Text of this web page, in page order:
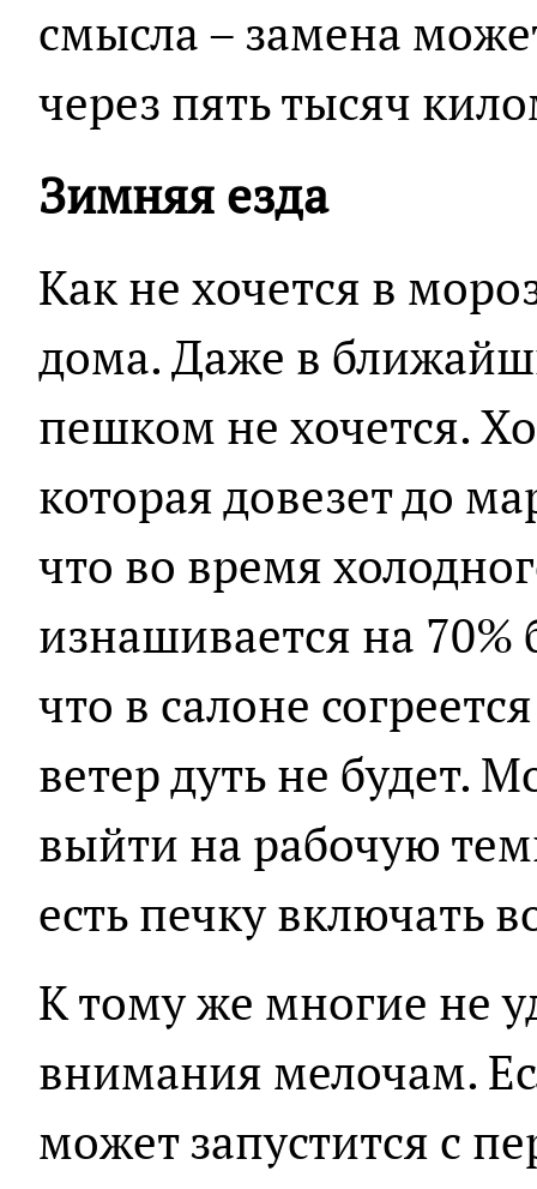
смысла – замена
через пять тысяч
Зимняя езда
Как не хочется в
дома. Даже в
пешком не хочется.
которая довезет до
что во время
изнашивается на
что в салоне
ветер дуть не будет.
выйти на рабочую
есть печку включать
К тому же многие не
внимания мелочам.
может запустится с